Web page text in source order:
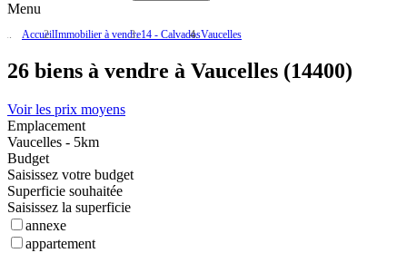
Menu
AccueilImmobilier à vendre14 - CalvadosVaucelles
26 biens à vendre à Vaucelles (14400)
Voir les prix moyens
Emplacement
Vaucelles - 5km
Budget
Saisissez votre budget
Superficie souhaitée
Saisissez la superficie
annexe
appartement